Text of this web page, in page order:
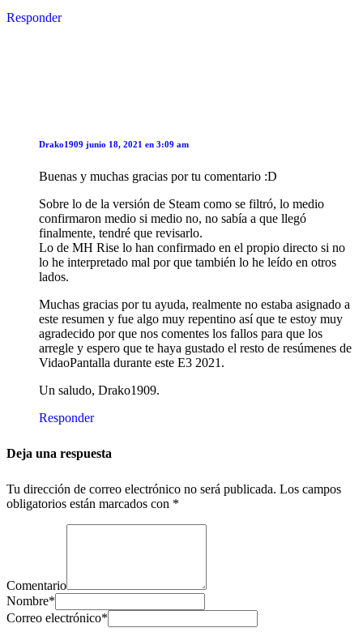
Responder
Drako1909 junio 18, 2021 en 3:09 am
Buenas y muchas gracias por tu comentario :D
Sobre lo de la versión de Steam como se filtró, lo medio
confirmaron medio si medio no, no sabía a que llegó
finalmente, tendré que revisarlo.
Lo de MH Rise lo han confirmado en el propio directo si no
lo he interpretado mal por que también lo he leído en otros
lados.
Muchas gracias por tu ayuda, realmente no estaba asignado a
este resumen y fue algo muy repentino así que te estoy muy
agradecido por que nos comentes los fallos para que los
arregle y espero que te haya gustado el resto de resúmenes de
VidaoPantalla durante este E3 2021.
Un saludo, Drako1909.
Responder
Deja una respuesta
Tu dirección de correo electrónico no será publicada. Los campos
obligatorios están marcados con *
Comentario
Nombre*
Correo electrónico*